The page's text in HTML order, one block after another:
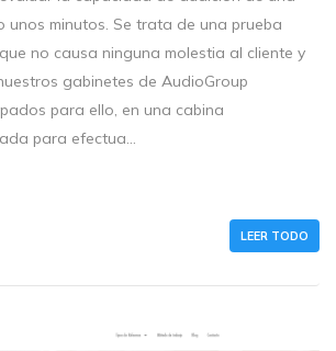
unos minutos. Se trata de una prueba
no causa ninguna molestia al cliente y
gabinetes de AudioGroup
para ello, en una cabina
para efectua...
LEER TODO